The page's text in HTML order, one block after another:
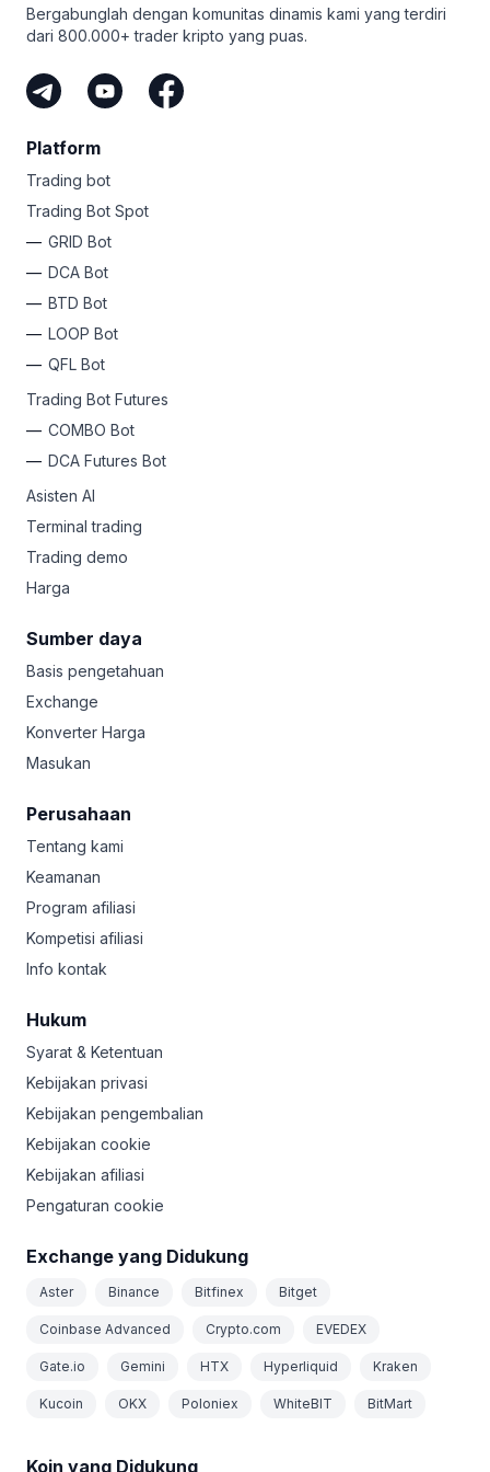
Bergabunglah dengan komunitas dinamis kami yang terdiri
dari 800.000+ trader kripto yang puas.
Platform
Trading bot
Trading Bot Spot
GRID Bot
DCA Bot
BTD Bot
LOOP Bot
QFL Bot
Trading Bot Futures
COMBO Bot
DCA Futures Bot
Asisten AI
Terminal trading
Trading demo
Harga
Sumber daya
Basis pengetahuan
Exchange
Konverter Harga
Masukan
Perusahaan
Tentang kami
Keamanan
Program afiliasi
Kompetisi afiliasi
Info kontak
Hukum
Syarat & Ketentuan
Kebijakan privasi
Kebijakan pengembalian
Kebijakan cookie
Kebijakan afiliasi
Pengaturan cookie
Exchange yang Didukung
Aster Binance Bitfinex Bitget
Coinbase Advanced Crypto.com EVEDEX
Gate.io Gemini HTX Hyperliquid Kraken
Kucoin OKX Poloniex WhiteBIT BitMart
Koin yang Didukung